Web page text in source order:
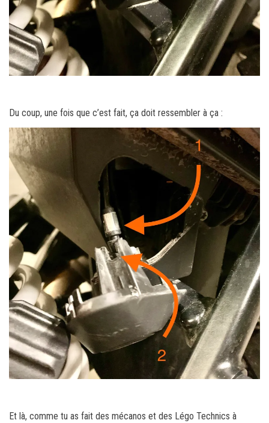
Du coup, une fois que c’est fait, ça doit ressembler à ça :
Et là, comme tu as fait des mécanos et des Légo Technics à